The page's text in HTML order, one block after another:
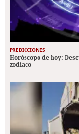
PREDICCIONES
Horóscopo de hoy:
zodiaco